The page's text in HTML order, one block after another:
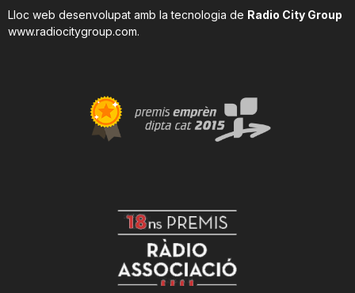
Lloc web desenvolupat amb la tecnologia de Radio City Group
www.radiocitygroup.com.